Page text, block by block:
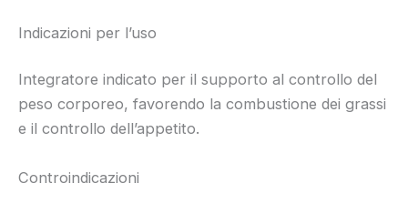
Indicazioni per l’uso
Integratore indicato per il supporto al controllo del
peso corporeo, favorendo la combustione dei grassi
e il controllo dell’appetito.
Controindicazioni